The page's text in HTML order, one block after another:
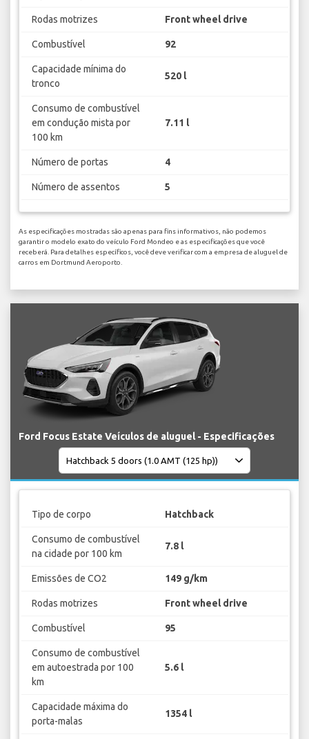
Rodas motrizes Front wheel drive
Combustível 92
Capacidade mínima do
tronco
520 l
Consumo de combustível
em condução mista por
100 km
7.11 l
Número de portas 4
Número de assentos 5
As especificações mostradas são apenas para fins informativos, não podemos
garantir o modelo exato do veículo Ford Mondeo e as especificações que você
receberá. Para detalhes específicos, você deve verificar com a empresa de aluguel de
carros em Dortmund Aeroporto.
Ford Focus Estate Veículos de aluguel - Especificações
Tipo de corpo Hatchback
Consumo de combustível
na cidade por 100 km
7.8 l
Emissões de CO2 149 g/km
Rodas motrizes Front wheel drive
Combustível 95
Consumo de combustível
em autoestrada por 100
km
5.6 l
Capacidade máxima do
porta-malas
1354 l